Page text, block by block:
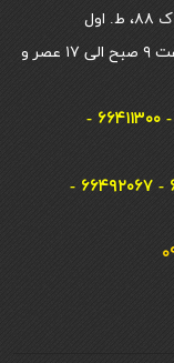
ساعات کاری: همه روزه شنبه تا چهارشنبه از ساعت ۹ صبح الی ۱۷ عصر و
تلفن های تماس دفتر تهران: ۶۶۴۱۱۲۰۰ - ۶۶۴۱۱۳۰۰ -
تلفن های تماس دفتر تهران: ۶۶۴۹۲۱۹۴ - ۶۶۴۹۲۰۶۷ -